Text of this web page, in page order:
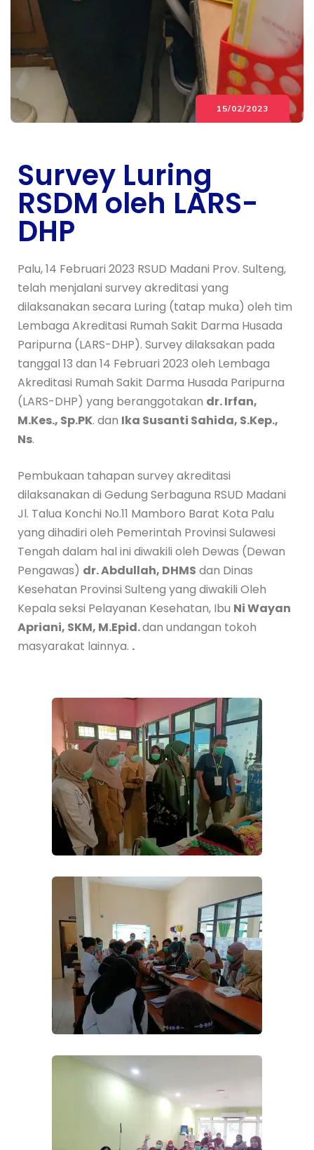
15/02/2023
Survey Luring
RSDM oleh LARS-
DHP
Palu, 14 Februari 2023 RSUD Madani Prov. Sulteng,
telah menjalani survey akreditasi yang
dilaksanakan secara Luring (tatap muka) oleh tim
Lembaga Akreditasi Rumah Sakit Darma Husada
Paripurna (LARS-DHP). Survey dilaksakan pada
tanggal 13 dan 14 Februari 2023 oleh Lembaga
Akreditasi Rumah Sakit Darma Husada Paripurna
(LARS-DHP) yang beranggotakan dr. Irfan,
M.Kes., Sp.PK. dan Ika Susanti Sahida, S.Kep.,
Ns.
Pembukaan tahapan survey akreditasi
dilaksanakan di Gedung Serbaguna RSUD Madani
Jl. Talua Konchi No.11 Mamboro Barat Kota Palu
yang dihadiri oleh Pemerintah Provinsi Sulawesi
Tengah dalam hal ini diwakili oleh Dewas (Dewan
Pengawas) dr. Abdullah, DHMS dan Dinas
Kesehatan Provinsi Sulteng yang diwakili Oleh
Kepala seksi Pelayanan Kesehatan, Ibu Ni Wayan
Apriani, SKM, M.Epid.dan undangan tokoh
masyarakat lainnya. .